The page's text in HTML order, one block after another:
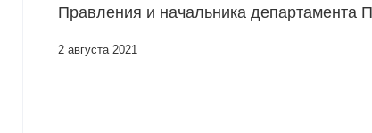
Правления и начальника департамента
2 августа 2021